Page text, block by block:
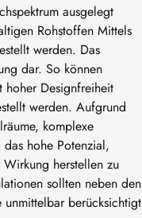
ausgelegt
Rohstoffen Mittels
werden. Das
dar. So können
hoher Designfreiheit
werden. Aufgrund
komplexe
hohe Potenzial,
herstellen zu
sollten neben den
unmittelbar berücksichtigt